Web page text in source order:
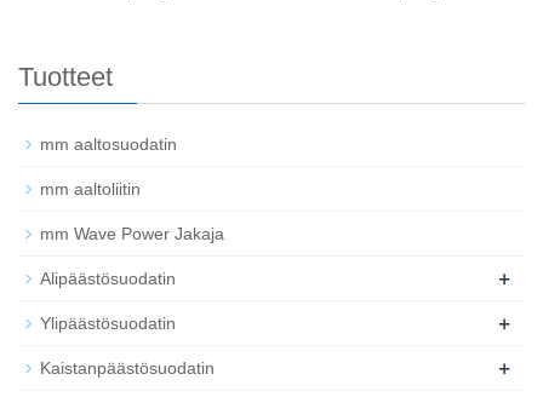
Tuotteet
mm aaltosuodatin
mm aaltoliitin
mm Wave Power Jakaja
Alipäästösuodatin +
Ylipäästösuodatin +
Kaistanpäästösuodatin +